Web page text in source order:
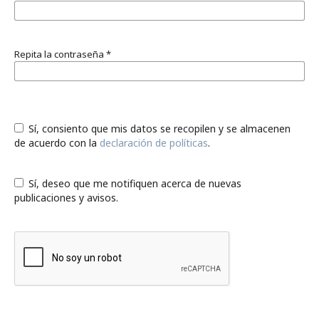
Repita la contraseña *
Sí, consiento que mis datos se recopilen y se almacenen
de acuerdo con la declaración de políticas.
Sí, deseo que me notifiquen acerca de nuevas
publicaciones y avisos.